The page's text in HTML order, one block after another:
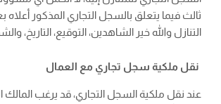
ثالث فيما يتعلق بالسجل التجاري المذكور أعلاه
التنازل والله خير الشاهدين، التوقيع، التاريخ،
نقل ملكية سجل تجاري مع العمال
عند نقل ملكية السجل التجاري، قد يرغب المالك